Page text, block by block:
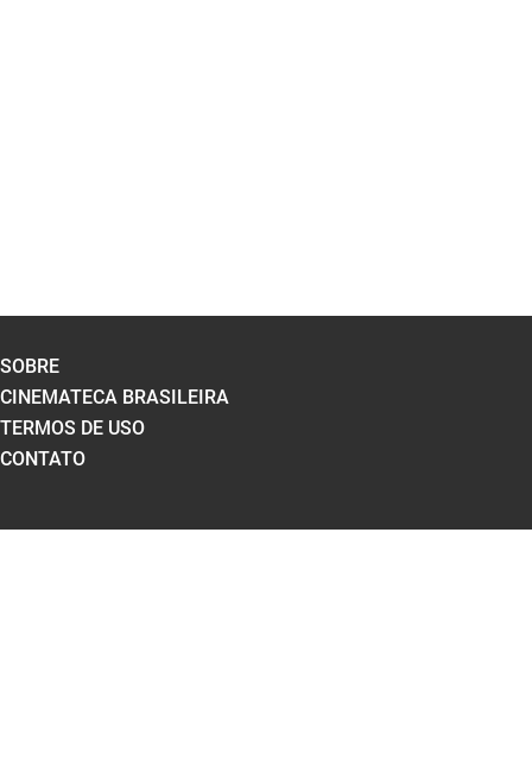
SOBRE
CINEMATECA BRASILEIRA
TERMOS DE USO
CONTATO